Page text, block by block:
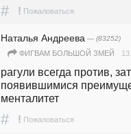
# ! Пожаловаться
Наталья Андреева — (83252)
ФИГВАМ БОЛЬШОЙ ЗМЕЙ
рагули всегда против,
появившимися
менталитет
# ! Пожаловаться